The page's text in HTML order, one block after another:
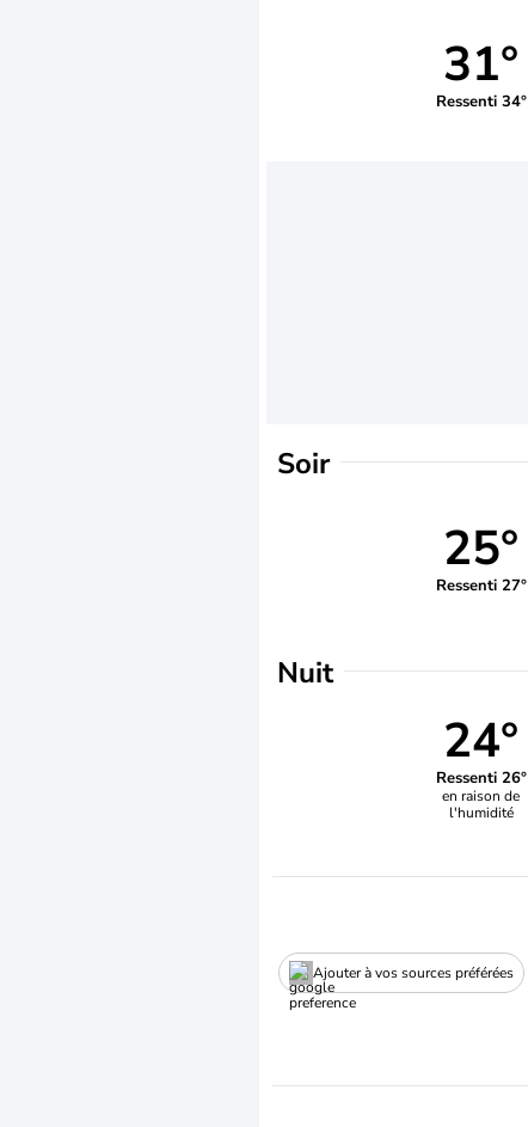
31°
Ressenti 34°
Soir
25°
Ressenti 27°
Nuit
24°
Ressenti 26°
en raison de
l'humidité
Ajouter à vos sources préférées